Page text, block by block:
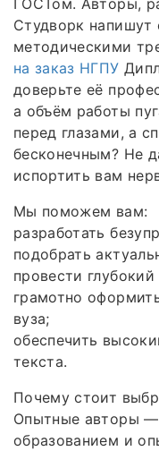
Студворк напишут
методическими
на заказ НГПУ
доверьте её
а объём работы
перед глазами, а
бесконечным? Не
испортить вам
Мы поможем вам:
разработать
подобрать
провести
грамотно
вуза;
обеспечить
текста.
Почему стоит
Опытные авторы
образованием и